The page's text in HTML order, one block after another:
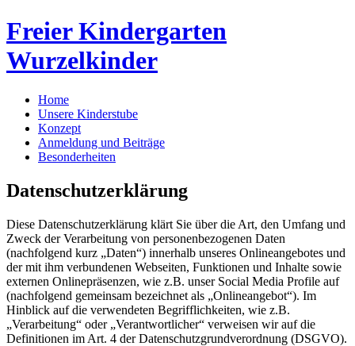
Freier Kindergarten
Wurzelkinder
Home
Unsere Kinderstube
Konzept
Anmeldung und Beiträge
Besonderheiten
Datenschutzerklärung
Diese Datenschutzerklärung klärt Sie über die Art, den Umfang und
Zweck der Verarbeitung von personenbezogenen Daten
(nachfolgend kurz „Daten“) innerhalb unseres Onlineangebotes und
der mit ihm verbundenen Webseiten, Funktionen und Inhalte sowie
externen Onlinepräsenzen, wie z.B. unser Social Media Profile auf
(nachfolgend gemeinsam bezeichnet als „Onlineangebot“). Im
Hinblick auf die verwendeten Begrifflichkeiten, wie z.B.
„Verarbeitung“ oder „Verantwortlicher“ verweisen wir auf die
Definitionen im Art. 4 der Datenschutzgrundverordnung (DSGVO).